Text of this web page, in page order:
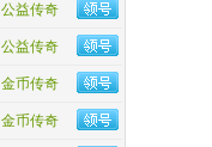
公益传奇
公益传奇
金币传奇
金币传奇